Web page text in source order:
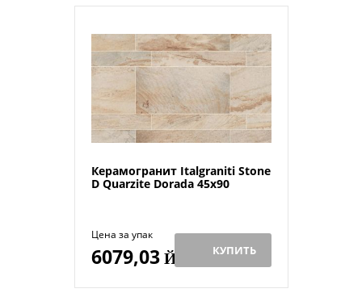
Керамогранит Italgraniti Stone
D Quarzite Dorada 45x90
Цена за упак
6079,03Й КУПИТЬ